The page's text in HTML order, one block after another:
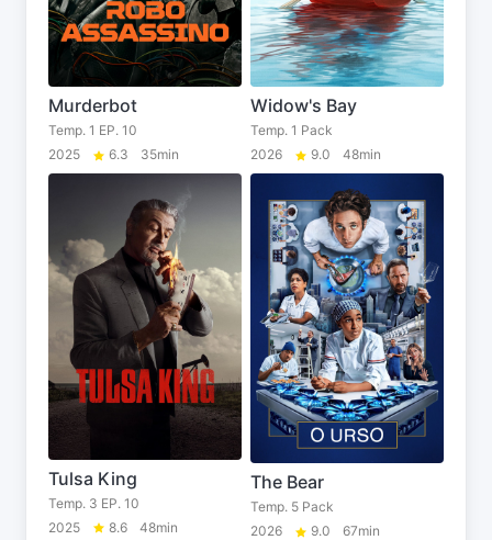
Murderbot
Temp. 1 EP. 10
2025
6.3 35min
Widow's Bay
Temp. 1 Pack
2026
9.0 48min
Tulsa King
Temp. 3 EP. 10
2025
8.6 48min
The Bear
Temp. 5 Pack
2026
9.0 67min